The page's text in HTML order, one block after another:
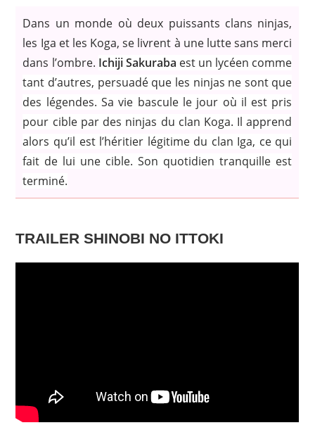
Dans un monde où deux puissants clans ninjas,
les Iga et les Koga, se livrent à une lutte sans merci
dans l’ombre. Ichiji Sakuraba est un lycéen comme
tant d’autres, persuadé que les ninjas ne sont que
des légendes. Sa vie bascule le jour où il est pris
pour cible par des ninjas du clan Koga. Il apprend
alors qu’il est l’héritier légitime du clan Iga, ce qui
fait de lui une cible. Son quotidien tranquille est
terminé.
TRAILER SHINOBI NO ITTOKI